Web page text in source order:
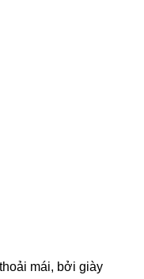
mái, bởi giày